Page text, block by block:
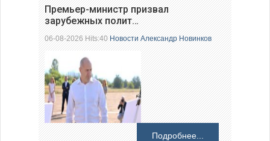
Премьер-министр призвал
зарубежных полит…
06-08-2026 Hits:40Новости Александр Новинков
Подробнее...